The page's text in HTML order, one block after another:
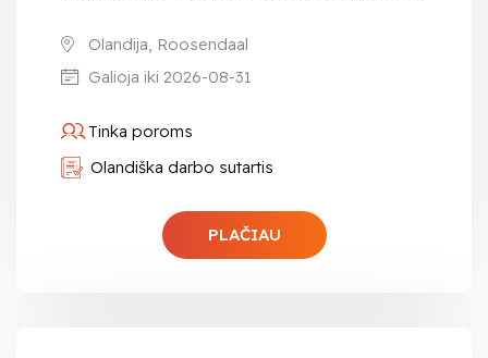
Olandija, Roosendaal
Galioja iki 2026-08-31
Tinka poroms
Olandiška darbo sutartis
PLAČIAU